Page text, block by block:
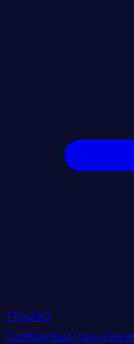
TPro360
ÖzelliklerNasıl ÇalışırEklenti